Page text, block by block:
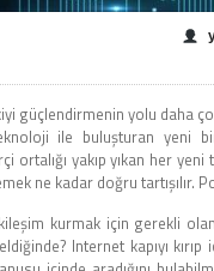
güçlendirmenin yolu daha
teknoloji ile buluşturan
ortalığı yakıp yıkan her
ne kadar doğru
kurmak için gerekli
Internet kapıyı